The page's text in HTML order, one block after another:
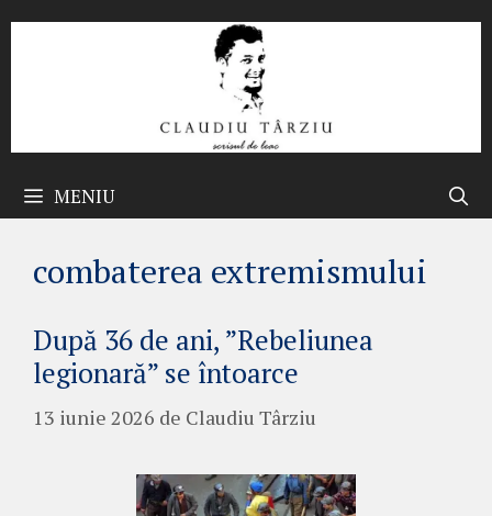
MENIU
combaterea extremismului
După 36 de ani, ”Rebeliunea
legionară” se întoarce
13 iunie 2026 de Claudiu Târziu